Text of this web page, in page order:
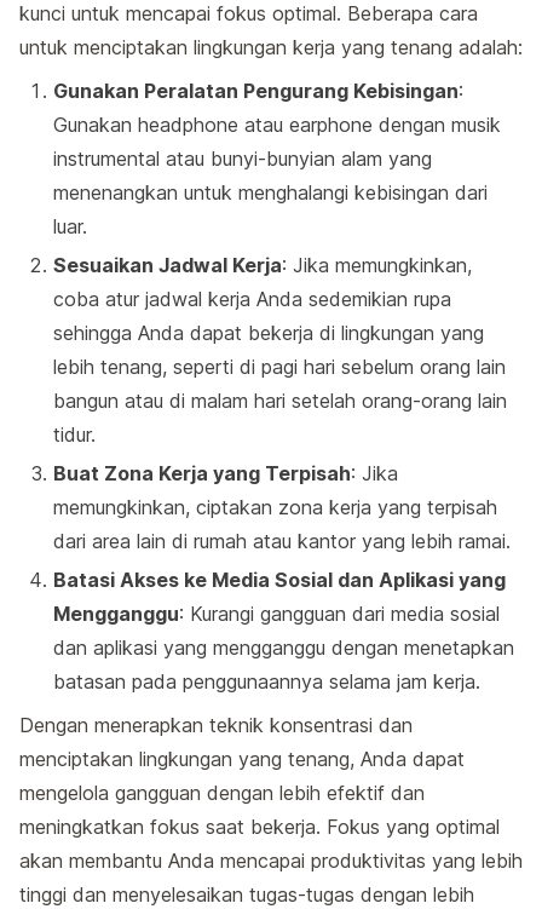
kunci untuk mencapai fokus optimal. Beberapa cara
untuk menciptakan lingkungan kerja yang tenang adalah:
Gunakan Peralatan Pengurang Kebisingan:
Gunakan headphone atau earphone dengan musik
instrumental atau bunyi-bunyian alam yang
menenangkan untuk menghalangi kebisingan dari
luar.
Sesuaikan Jadwal Kerja: Jika memungkinkan,
coba atur jadwal kerja Anda sedemikian rupa
sehingga Anda dapat bekerja di lingkungan yang
lebih tenang, seperti di pagi hari sebelum orang lain
bangun atau di malam hari setelah orang-orang lain
tidur.
Buat Zona Kerja yang Terpisah: Jika
memungkinkan, ciptakan zona kerja yang terpisah
dari area lain di rumah atau kantor yang lebih ramai.
Batasi Akses ke Media Sosial dan Aplikasi yang
Mengganggu: Kurangi gangguan dari media sosial
dan aplikasi yang mengganggu dengan menetapkan
batasan pada penggunaannya selama jam kerja.
Dengan menerapkan teknik konsentrasi dan
menciptakan lingkungan yang tenang, Anda dapat
mengelola gangguan dengan lebih efektif dan
meningkatkan fokus saat bekerja. Fokus yang optimal
akan membantu Anda mencapai produktivitas yang lebih
tinggi dan menyelesaikan tugas-tugas dengan lebih